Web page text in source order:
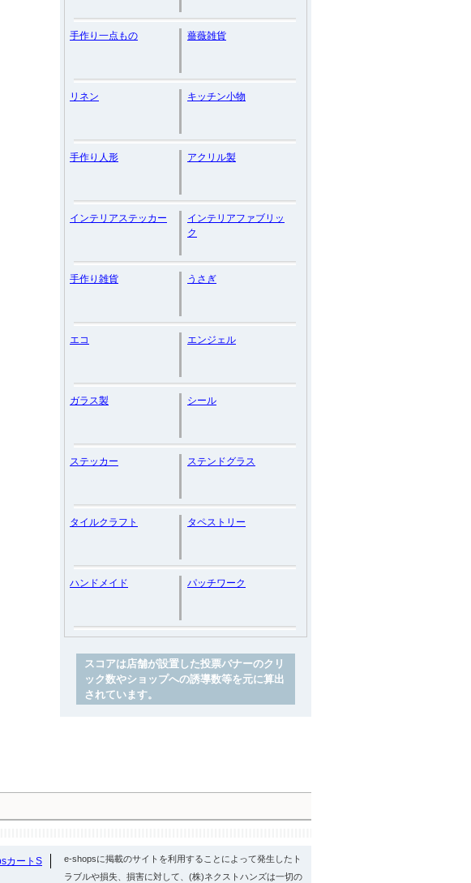
手作り一点もの 薔薇雑貨
リネン キッチン小物
手作り人形 アクリル製
インテリアステッカー
インテリアファブリッ
ク
手作り雑貨 うさぎ
エコ エンジェル
ガラス製 シール
ステッカー ステンドグラス
タイルクラフト タペストリー
ハンドメイド パッチワーク
スコアは店舗が設置した投票バナーのクリ
ック数やショップへの誘導数等を元に算出
されています。
カートS
e-shopsに掲載のサイトを利用することによって発生したト
ラブルや損失、損害に対して、(株)ネクストハンズは一切の